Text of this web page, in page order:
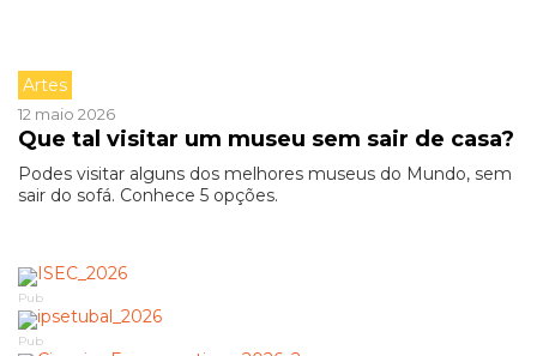
Artes
12 maio 2026
Que tal visitar um museu sem sair de casa?
Podes visitar alguns dos melhores museus do Mundo, sem
sair do sofá. Conhece 5 opções.
Pub
Pub